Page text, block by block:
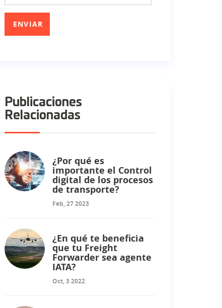
Publicaciones
Relacionadas
¿Por qué es
importante el Control
digital de los procesos
de transporte?
Feb, 27 2023
¿En qué te beneficia
que tu Freight
Forwarder sea agente
IATA?
Oct, 3 2022